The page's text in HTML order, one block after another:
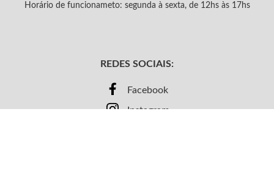
Horário de funcionameto: segunda à sexta, de 12hs às 17hs
REDES SOCIAIS:
Facebook
Instagram